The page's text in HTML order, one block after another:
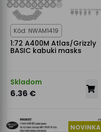
Kód: NWAM1419
1:72 A400M Atlas/Grizzly
BASIC kabuki masks
Skladom
6.36 €
NOVINKA